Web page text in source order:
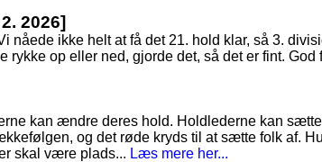
2026]
nåede ikke helt at få det 21. hold klar, så 3.
rykke op eller ned, gjorde det, så det er fint.
kan ændre deres hold. Holdlederne kan
og det røde kryds til at sætte folk af.
skal være plads... Læs mere her...